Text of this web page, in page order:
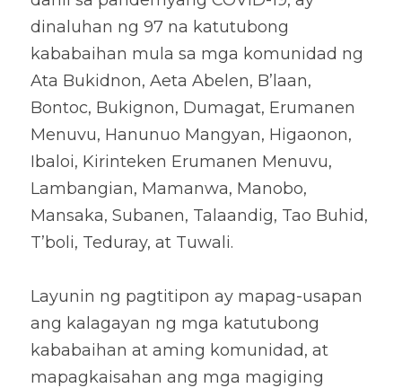
dinaluhan ng 97 na katutubong
kababaihan mula sa mga komunidad ng
Ata Bukidnon, Aeta Abelen, B’laan,
Bontoc, Bukignon, Dumagat, Erumanen
Menuvu, Hanunuo Mangyan, Higaonon,
Ibaloi, Kirinteken Erumanen Menuvu,
Lambangian, Mamanwa, Manobo,
Mansaka, Subanen, Talaandig, Tao Buhid,
T’boli, Teduray, at Tuwali.
Layunin ng pagtitipon ay mapag-usapan
ang kalagayan ng mga katutubong
kababaihan at aming komunidad, at
mapagkaisahan ang mga magiging